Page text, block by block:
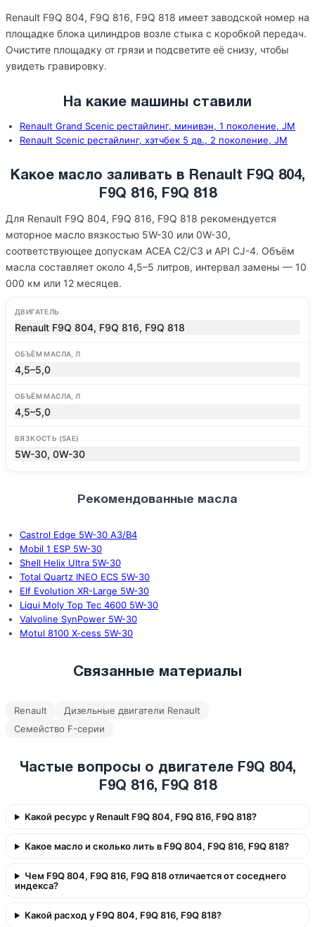
Renault F9Q 804, F9Q 816, F9Q 818 имеет заводской номер на
площадке блока цилиндров возле стыка с коробкой передач.
Очистите площадку от грязи и подсветите её снизу, чтобы
увидеть гравировку.
На какие машины ставили
Renault Grand Scenic рестайлинг, минивэн, 1 поколение, JM
Renault Scenic рестайлинг, хэтчбек 5 дв., 2 поколение, JM
Какое масло заливать в Renault F9Q 804,
F9Q 816, F9Q 818
Для Renault F9Q 804, F9Q 816, F9Q 818 рекомендуется
моторное масло вязкостью 5W-30 или 0W-30,
соответствующее допускам ACEA C2/C3 и API CJ-4. Объём
масла составляет около 4,5–5 литров, интервал замены — 10
000 км или 12 месяцев.
ДВИГАТЕЛЬ
Renault F9Q 804, F9Q 816, F9Q 818
ОБЪЁМ МАСЛА, Л
4,5–5,0
ОБЪЁМ МАСЛА, Л
4,5–5,0
ВЯЗКОСТЬ (SAE)
5W-30, 0W-30
Рекомендованные масла
Castrol Edge 5W-30 A3/B4
Mobil 1 ESP 5W-30
Shell Helix Ultra 5W-30
Total Quartz INEO ECS 5W-30
Elf Evolution XR-Large 5W-30
Liqui Moly Top Tec 4600 5W-30
Valvoline SynPower 5W-30
Motul 8100 X-cess 5W-30
Связанные материалы
Renault
Дизельные двигатели Renault
Семейство F-серии
Частые вопросы о двигателе F9Q 804,
F9Q 816, F9Q 818
Какой ресурс у Renault F9Q 804, F9Q 816, F9Q 818?
Какое масло и сколько лить в F9Q 804, F9Q 816, F9Q 818?
Чем F9Q 804, F9Q 816, F9Q 818 отличается от соседнего
индекса?
Какой расход у F9Q 804, F9Q 816, F9Q 818?